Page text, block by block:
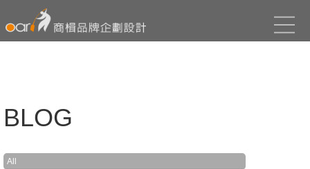
BLOG
All